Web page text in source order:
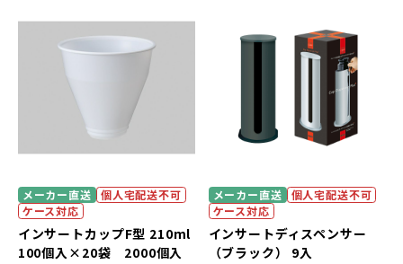
メーカー直送
個人宅配送不可
ケース対応
インサートカップF型 210ml
100個入×20袋 2000個入
メーカー直送
個人宅配送不可
ケース対応
インサートディスペンサー
（ブラック） 9入